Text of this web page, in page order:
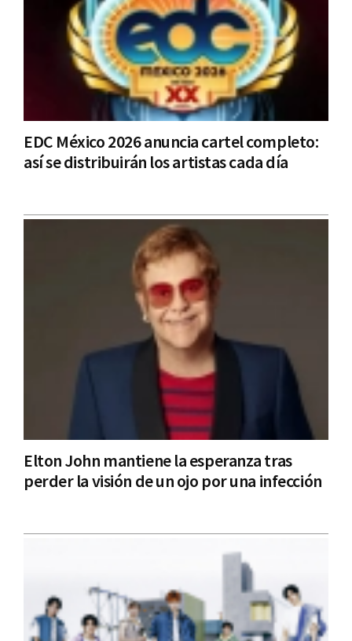
EDC México 2026 anuncia cartel completo:
así se distribuirán los artistas cada día
Elton John mantiene la esperanza tras
perder la visión de un ojo por una infección